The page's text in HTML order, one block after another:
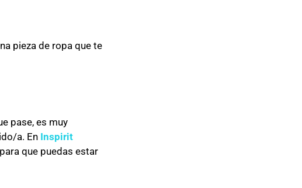
pieza de ropa que te
pase, es muy
a. En Inspirit
que puedas estar